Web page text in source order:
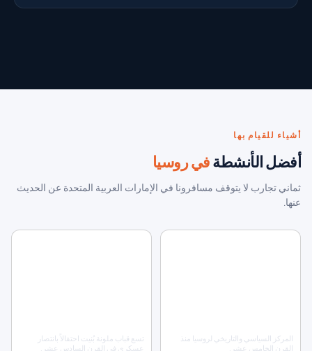
أشياء للقيام بها
أفضل الأنشطةفي روسيا
ثماني تجارب لا يتوقف مسافرونا في الإمارات العربية المتحدة عن الحديث
عنها.
المركز السياسي والتاريخي لروسيا منذ
القرن الخامس عشر.
تسع قباب ملونة بُنيت احتفالاً بانتصار
عسكري في القرن السادس عشر.